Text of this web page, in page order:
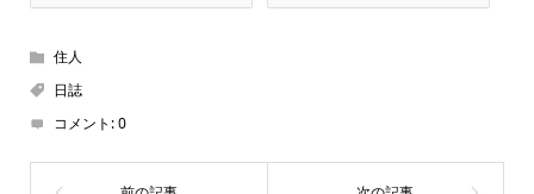
住人
日誌
コメント:0